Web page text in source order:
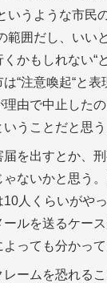
いうような市民
範囲だし、いい
かもしれない“
“注意喚起“と
理由で中止した
うことだと思う
を出すとか、
ゃないかと思う
10人くらいがや
ールを送るケー
っても分かって
ームを恐れるこ